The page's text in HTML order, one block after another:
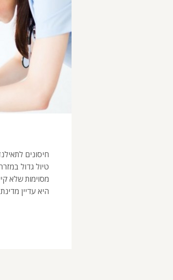
חיסונים
טיול גדול
מסוימות שלא
היא עדיין